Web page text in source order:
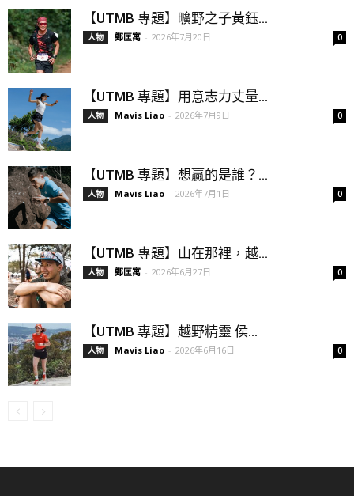
【UTMB 專題】曠野之子黃鈺...
人物 鄭匡寓 - 2026年7月20日 0
【UTMB 專題】用意志力丈量...
人物 Mavis Liao - 2026年7月9日 0
【UTMB 專題】想贏的是誰？...
人物 Mavis Liao - 2026年7月1日 0
【UTMB 專題】山在那裡，越...
人物 鄭匡寓 - 2026年6月27日 0
【UTMB 專題】越野精靈 侯...
人物 Mavis Liao - 2026年6月16日 0